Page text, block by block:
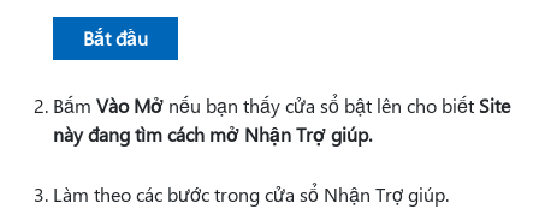
Bắt đầu
Bấm Vào Mở nếu bạn thấy cửa sổ bật lên cho biết Site
này đang tìm cách mở Nhận Trợ giúp.
Làm theo các bước trong cửa sổ Nhận Trợ giúp.